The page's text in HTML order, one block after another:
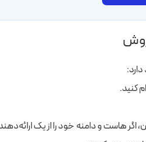
هاست و دامنه خود را از یک